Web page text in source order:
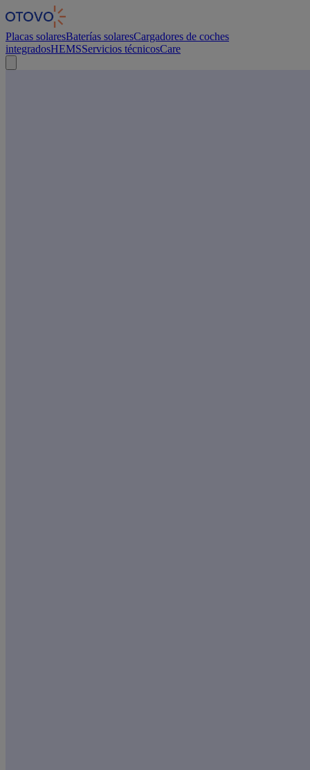
Placas solaresBaterías solaresCargadores de coches
integradosHEMSServicios técnicosCare
Panel de gestión de cookies